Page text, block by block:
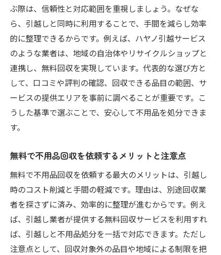
ぶ際は、信頼性と対応範囲を重視しましょう。なぜな
ら、引越しと同時に利用することで、手間を減らし効率
的に整理できるからです。例えば、ハヤノ引越サービス
のような業者は、地域の自治体やリサイクルショップと
連携し、無料回収を実現しています。代表的な選び方と
して、口コミや評判の確認、回収できる品目の範囲、サ
ービスの提供エリアを事前に調べることが重要です。こ
うした基準で選ぶことで、安心して不用品を処分できま
す。
無料で不用品回収を依頼するメリットと注意点
無料で不用品回収を依頼する最大のメリットは、引越し
時のコスト削減と手間の軽減です。理由は、別途回収業
者を探さずに済み、効率的に整理が進むからです。例え
ば、引越し業者が提供する無料回収サービスを利用すれ
ば、引越しと不用品処分を一括で対応できます。ただし
注意点として、回収対象外の品目や地域による制限を把